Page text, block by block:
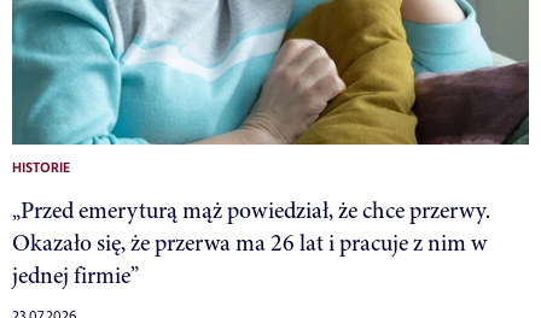
HISTORIE
„Przed emeryturą mąż powiedział, że chce przerwy.
Okazało się, że przerwa ma 26 lat i pracuje z nim w
jednej firmie”